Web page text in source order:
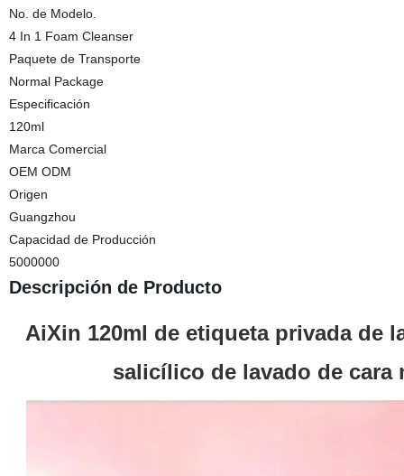
No. de Modelo.
4 In 1 Foam Cleanser
Paquete de Transporte
Normal Package
Especificación
120ml
Marca Comercial
OEM ODM
Origen
Guangzhou
Capacidad de Producción
5000000
Descripción de Producto
AiXin 120ml de etiqueta privada de
salicílico de lavado de cara